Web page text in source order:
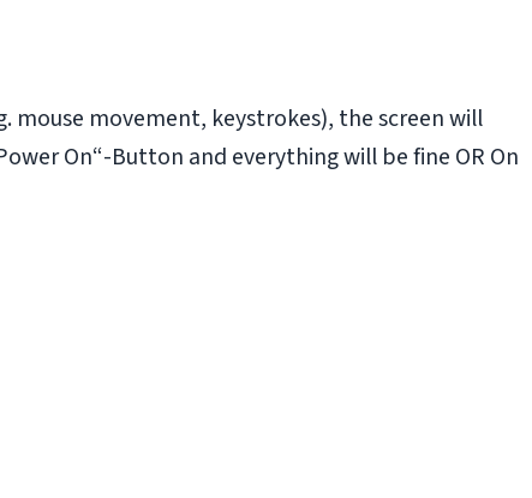
mouse movement, keystrokes), the screen will
On“-Button and everything will be fine OR On